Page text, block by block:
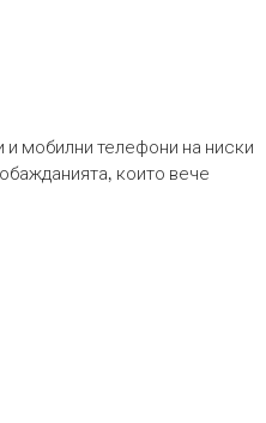
мобилни телефони на ниски
които вече